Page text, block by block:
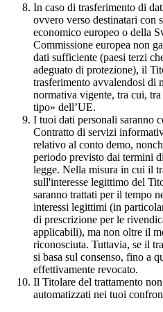
In caso di trasferimento di
ovvero verso destinatari con
economico europeo o della
Commissione europea non
dati sufficiente (paesi terzi
adeguato di protezione), il
trasferimento avvalendosi di
normativa vigente, tra cui,
tipo» dell’UE.
I tuoi dati personali saranno
Contratto di servizi
relativo al conto demo,
periodo previsto dai termini
legge. Nella misura in cui il
sull'interesse legittimo del
saranno trattati per il tempo
interessi legittimi (in
di prescrizione per le
applicabili), ma non oltre il
riconosciuta. Tuttavia, se il
si basa sul consenso, fino a
effettivamente revocato.
Il Titolare del trattamento
automatizzati nei tuoi